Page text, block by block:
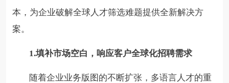
本，为企业破解全球人才筛选难题提供全新解决方
案。
1.填补市场空白，响应客户全球化招聘需求
随着企业业务版图的不断扩张，多语言人才的重